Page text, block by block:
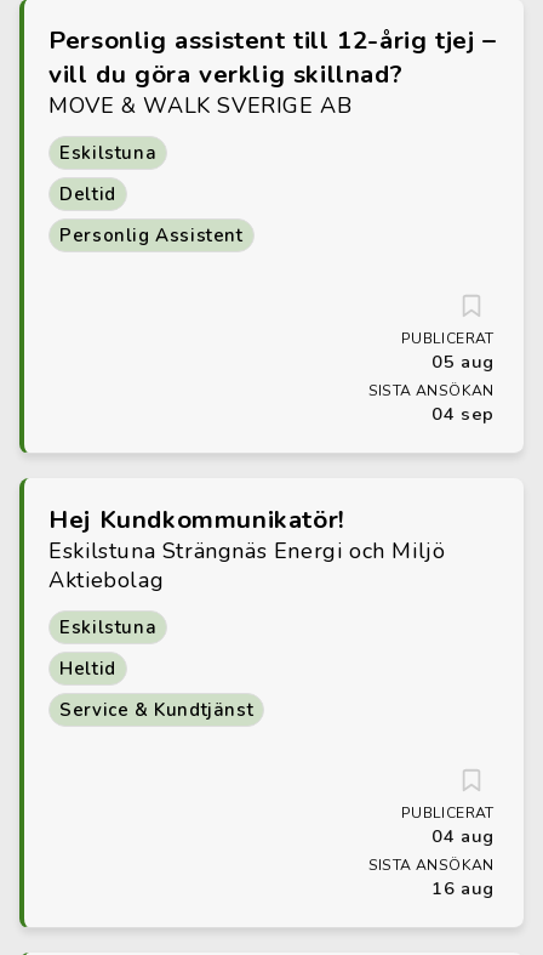
Personlig assistent till 12-årig tjej –
vill du göra verklig skillnad?
MOVE & WALK SVERIGE AB
Eskilstuna
Deltid
Personlig Assistent
PUBLICERAT
05 aug
SISTA ANSÖKAN
04 sep
Hej Kundkommunikatör!
Eskilstuna Strängnäs Energi och Miljö
Aktiebolag
Eskilstuna
Heltid
Service & Kundtjänst
PUBLICERAT
04 aug
SISTA ANSÖKAN
16 aug